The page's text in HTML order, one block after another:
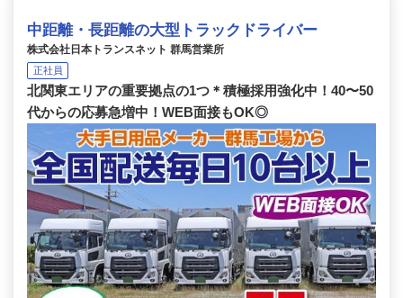
中距離・長距離の大型トラックドライバー
株式会社日本トランスネット 群馬営業所
正社員
北関東エリアの重要拠点の1つ＊積極採用強化中！40〜50
代からの応募急増中！WEB面接もOK◎